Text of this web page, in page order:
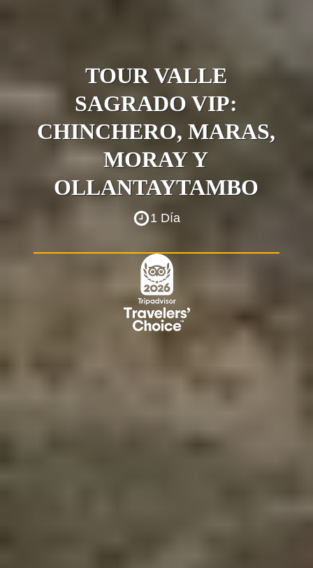
TOUR VALLE
SAGRADO VIP:
CHINCHERO, MARAS,
MORAY Y
OLLANTAYTAMBO
1 Día